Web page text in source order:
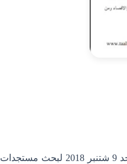
التوجه الديمقراطي اجتماعا الأحد 9 شتنبر 2018 لبحث مستجدات